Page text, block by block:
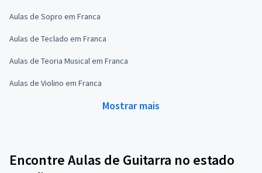
Aulas de Sopro em Franca
Aulas de Teclado em Franca
Aulas de Teoria Musical em Franca
Aulas de Violino em Franca
Mostrar mais
Encontre Aulas de Guitarra no estado